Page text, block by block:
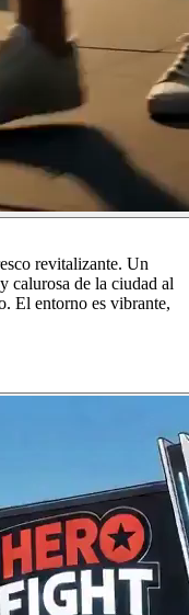
revitalizante. Un
calurosa de la ciudad al
El entorno es vibrante,